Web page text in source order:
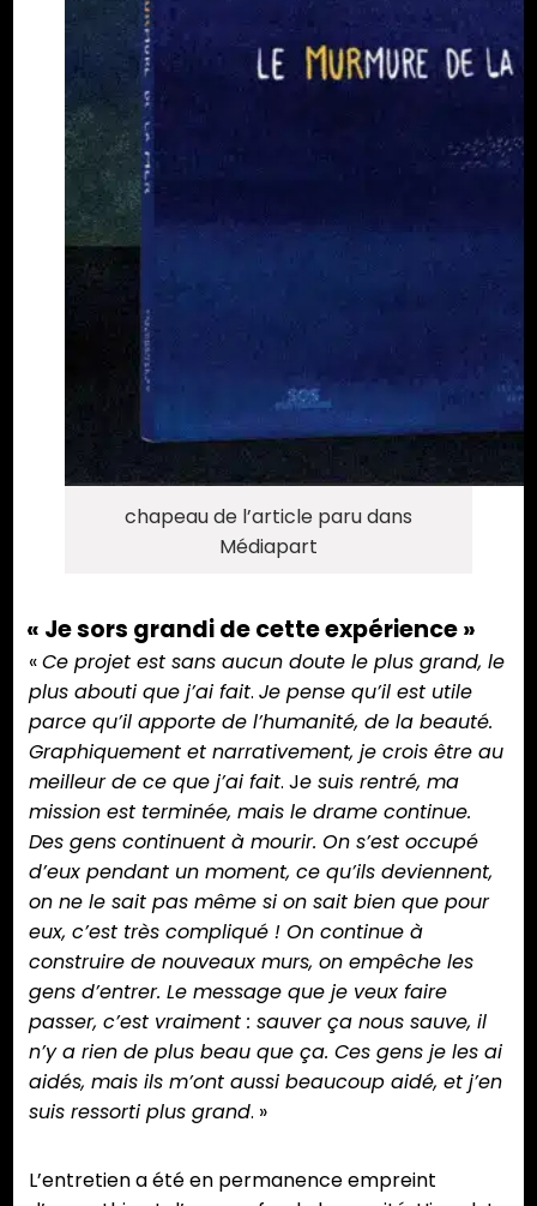
chapeau de l’article paru dans
Médiapart
« Je sors grandi de cette expérience »
«Ce projet est sans aucun doute le plus grand, le
plus abouti que j’ai fait. Je pense qu’il est utile
parce qu’il apporte de l’humanité, de la beauté.
Graphiquement et narrativement, je crois être au
meilleur de ce que j’ai fait. Je suis rentré, ma
mission est terminée, mais le drame continue.
Des gens continuent à mourir. On s’est occupé
d’eux pendant un moment, ce qu’ils deviennent,
on ne le sait pas même si on sait bien que pour
eux, c’est très compliqué ! On continue à
construire de nouveaux murs, on empêche les
gens d’entrer. Le message que je veux faire
passer, c’est vraiment : sauver ça nous sauve, il
n’y a rien de plus beau que ça. Ces gens je les ai
aidés, mais ils m’ont aussi beaucoup aidé, et j’en
suis ressorti plus grand. »
L’entretien a été en permanence empreint